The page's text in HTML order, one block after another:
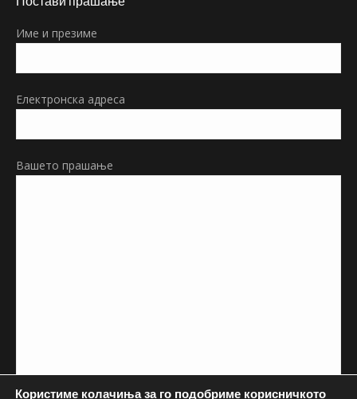
opens
new
Име и презиме
Електронска адреса
Вашето прашање
Користиме колачиња за го подобриме корисничкото